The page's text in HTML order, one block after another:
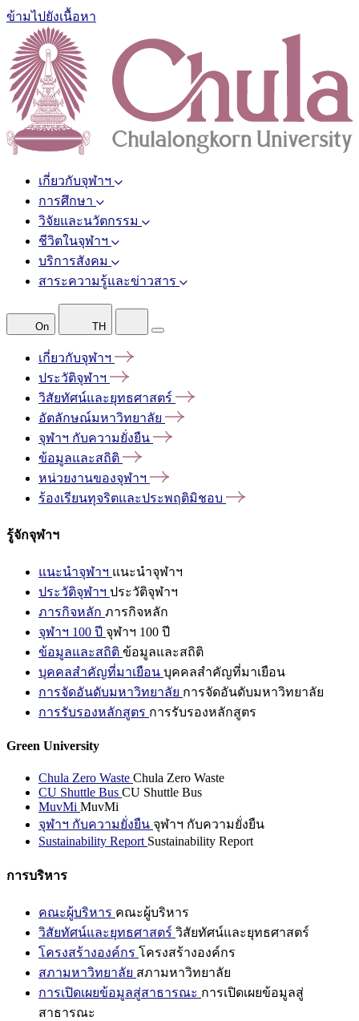
ข้ามไปยังเนื้อหา
เกี่ยวกับจุฬาฯ
การศึกษา
วิจัยและนวัตกรรม
ชีวิตในจุฬาฯ
บริการสังคม
สาระความรู้และข่าวสาร
On TH
เกี่ยวกับจุฬาฯ
ประวัติจุฬาฯ
วิสัยทัศน์และยุทธศาสตร์
อัตลักษณ์มหาวิทยาลัย
จุฬาฯ กับความยั่งยืน
ข้อมูลและสถิติ
หน่วยงานของจุฬาฯ
ร้องเรียนทุจริตและประพฤติมิชอบ
รู้จักจุฬาฯ
แนะนำจุฬาฯ แนะนำจุฬาฯ
ประวัติจุฬาฯ ประวัติจุฬาฯ
ภารกิจหลัก ภารกิจหลัก
จุฬาฯ 100 ปี จุฬาฯ 100 ปี
ข้อมูลและสถิติ ข้อมูลและสถิติ
บุคคลสำคัญที่มาเยือน บุคคลสำคัญที่มาเยือน
การจัดอันดับมหาวิทยาลัย การจัดอันดับมหาวิทยาลัย
การรับรองหลักสูตร การรับรองหลักสูตร
Green University
Chula Zero Waste Chula Zero Waste
CU Shuttle Bus CU Shuttle Bus
MuvMi MuvMi
จุฬาฯ กับความยั่งยืน จุฬาฯ กับความยั่งยืน
Sustainability Report Sustainability Report
การบริหาร
คณะผู้บริหาร คณะผู้บริหาร
วิสัยทัศน์และยุทธศาสตร์ วิสัยทัศน์และยุทธศาสตร์
โครงสร้างองค์กร โครงสร้างองค์กร
สภามหาวิทยาลัย สภามหาวิทยาลัย
การเปิดเผยข้อมูลสู่สาธารณะ การเปิดเผยข้อมูลสู่
สาธารณะ